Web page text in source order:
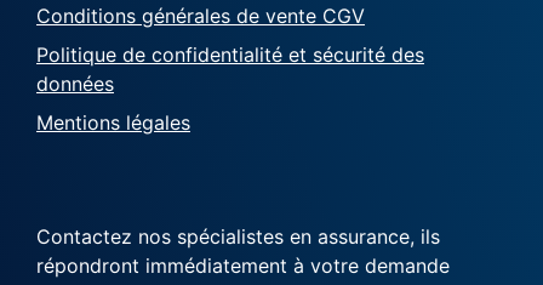
Conditions générales de vente CGV
Politique de confidentialité et sécurité des
données
Mentions légales
Contactez nos spécialistes en assurance, ils
répondront immédiatement à votre demande